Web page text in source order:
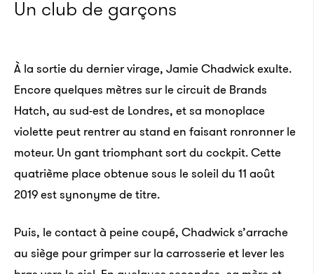
Un club de garçons
À la sortie du dernier virage, Jamie Chadwick exulte.
Encore quelques mètres sur le circuit de Brands
Hatch, au sud-est de Londres, et sa monoplace
violette peut rentrer au stand en faisant ronronner le
moteur. Un gant triomphant sort du cockpit. Cette
quatrième place obtenue sous le soleil du 11 août
2019 est synonyme de titre.
Puis, le contact à peine coupé, Chadwick s’arrache
au siège pour grimper sur la carrosserie et lever les